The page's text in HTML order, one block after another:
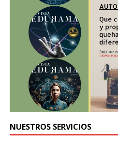
NUESTROS SERVICIOS